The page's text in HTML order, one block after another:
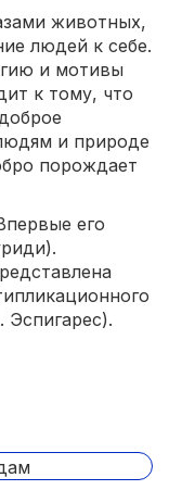
животных,
людей к себе.
и мотивы
к тому, что
и природе
порождает
его